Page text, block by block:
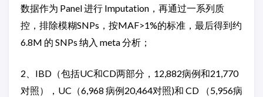
数据作为 Panel 进行 Imputation，再通过一系列质
控，排除模糊SNPs，按MAF>1%的标准，最后得到约
6.8M 的 SNPs 纳入 meta 分析；
2、IBD（包括UC和CD两部分，12,882病例和21,770
对照），UC（6,968 病例20,464对照)和 CD （5,956病